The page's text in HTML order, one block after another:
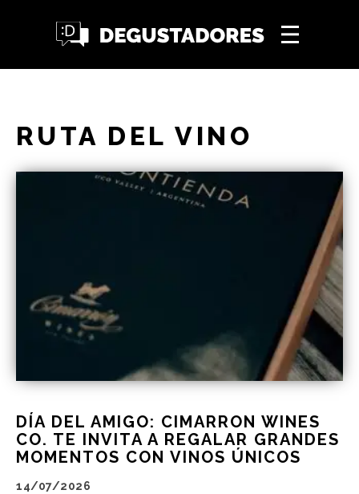
RUTA DEL VINO
DÍA DEL AMIGO: CIMARRON WINES
CO. TE INVITA A REGALAR GRANDES
MOMENTOS CON VINOS ÚNICOS
14/07/2026